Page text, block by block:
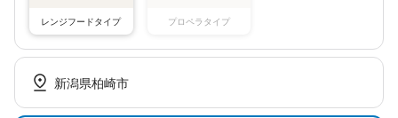
レンジフードタイプ プロペラタイプ
新潟県柏崎市